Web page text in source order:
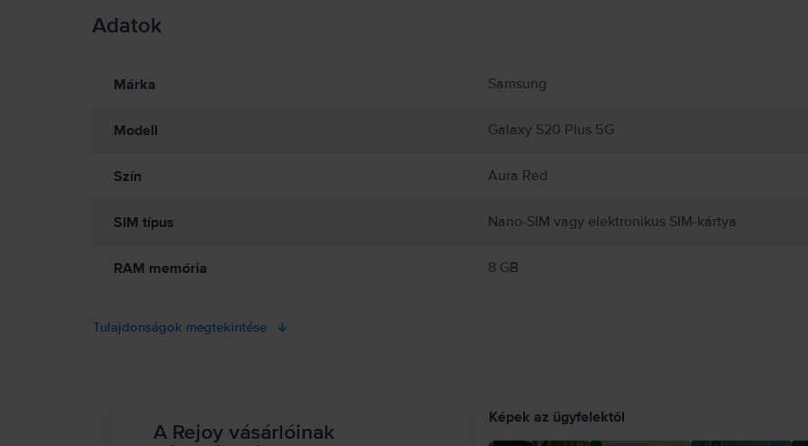
Termékbiztonsági információk
Adatok
Márka Samsung
Modell Galaxy S20 Plus 5G
Szín Aura Red
SIM típus Nano-SIM vagy elektronikus SIM-kártya
RAM memória 8 GB
Tulajdonságok megtekintése
A Rejoy vásárlóinak
Képek az ügyfelektől